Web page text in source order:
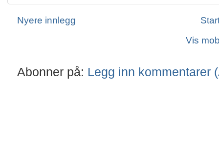
Nyere innlegg
Vis
Abonner på: Legg inn kommentarer